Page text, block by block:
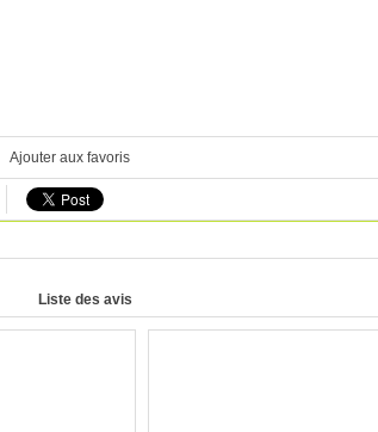
Ajouter aux favoris
Liste des avis